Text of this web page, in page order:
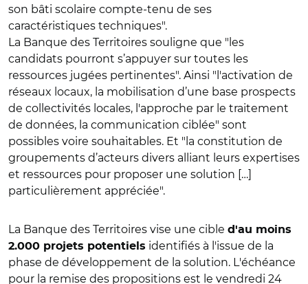
son bâti scolaire compte-tenu de ses
caractéristiques techniques".
La Banque des Territoires souligne que "les
candidats pourront s’appuyer sur toutes les
ressources jugées pertinentes". Ainsi "l'activation de
réseaux locaux, la mobilisation d’une base prospects
de collectivités locales, l'approche par le traitement
de données, la communication ciblée" sont
possibles voire souhaitables. Et "la constitution de
groupements d’acteurs divers alliant leurs expertises
et ressources pour proposer une solution […]
particulièrement appréciée".
La Banque des Territoires vise une cible d'au moins
2.000 projets potentiels identifiés à l'issue de la
phase de développement de la solution. L'échéance
pour la remise des propositions est le vendredi 24